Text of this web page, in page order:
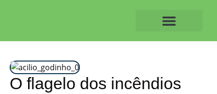
O flagelo dos incêndios